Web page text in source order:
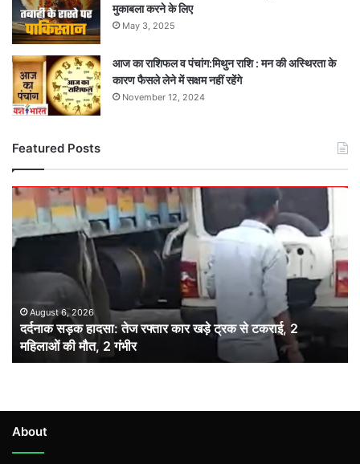
मुकाबला करने के लिए
May 3, 2025
आज का राशिफल व पंचांग:मिथुन राशि : मन की अस्थिरता के
कारण फैसले लेने में सक्षम नहीं रहेंगे
November 12, 2024
Featured Posts
दर्दनाक
हादसा:
तेज
कार
ट्रक
टकराई,
2
मौत,
2
August 6, 2026
दर्दनाक सड़क हादसा: तेज रफ्तार कार खड़े ट्रक से टकराई, 2
महिलाओं की मौत, 2 गंभीर
About